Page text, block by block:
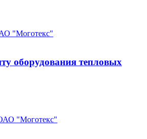
"Моготекс"
оборудования тепловых
"Моготекс"